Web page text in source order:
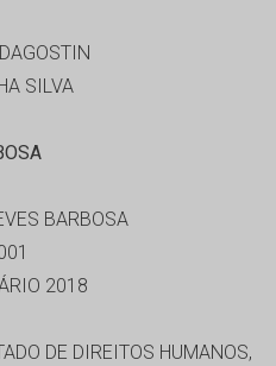
SILVA
BARBOSA
2018
DE DIREITOS HUMANOS,